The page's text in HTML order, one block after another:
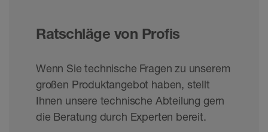
Ratschläge von Profis
Wenn Sie technische Fragen zu unserem
großen Produktangebot haben, stellt
Ihnen unsere technische Abteilung gern
die Beratung durch Experten bereit.